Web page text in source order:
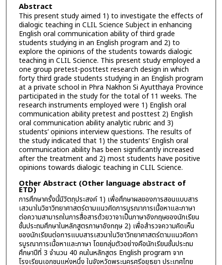
Abstract
This present study aimed 1) to investigate the effects of
dialogic teaching in CLIL Science Subject in enhancing
English oral communication ability of third grade
students studying in an English program and 2) to
explore the opinions of the students towards dialogic
teaching in CLIL Science. This present study employed a
one group pretest-posttest research design in which
forty third grade students studying in an English program
at a private school in Phra Nakhon Si Ayutthaya Province
participated in the study for the total of 11 weeks. The
research instruments employed were 1) English oral
communication ability pretest and posttest 2) English
oral communication ability analytic rubric and 3)
students’ opinions interview questions. The results of
the study indicated that 1) the students’ English oral
communication ability has been significantly increased
after the treatment and 2) most students have positive
opinions towards dialogic teaching in CLIL Science.
Other Abstract (Other language abstract of
ETD)
การศึกษาครั้งนี้มีวัตถุประสงค์ 1) เพื่อศึกษาผลของการสอนแบบสาร
เสวนาในวิชาวิทยาศาสตร์ตามแนวคิดการบูรณาการเนื้อหาและภาษา
ต่อความสามารถในการสื่อสารด้วยวาจาเป็นภาษาอังกฤษของนักเรียน
ชั้นประถมศึกษาในหลักสูตรภาษาอังกฤษ 2) เพื่อสำรวจความคิดเห็น
ของนักเรียนต่อการแบบสารเสวนาในวิชาวิทยาศาสตร์ตามแนวคิดกา
รบูรณาการเนื้อหาและภาษา โดยกลุ่มตัวอย่างคือนักเรียนชั้นประถม
ศึกษาปีที่ 3 จำนวน 40 คนในหลักสูตร English program จาก
โรงเรียนเอกชนแห่งหนึ่ง ในจังหวัดพระนครศรีอยุธยา ประเทศไทย